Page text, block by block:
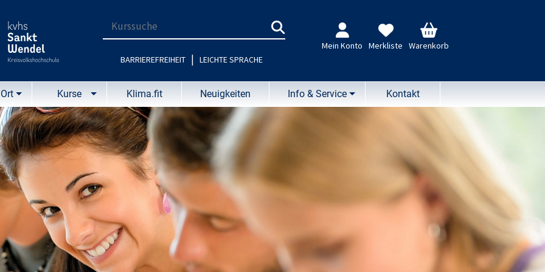
Suchbegriff für die Kurssuche eingeben
BARRIEREFREIHEIT| LEICHTE SPRACHE
Mein Konto Merkliste Warenkorb
Kurse Klima.fit Neuigkeiten Info & Service Kontakt